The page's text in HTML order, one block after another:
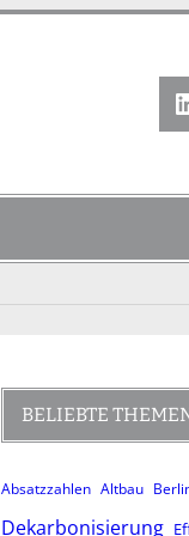
BELIEBTE
Absatzzahlen Altbau
Dekarbonisierung